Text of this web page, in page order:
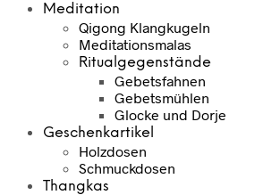
Meditation
Qigong Klangkugeln
Meditationsmalas
Ritualgegenstände
Gebetsfahnen
Gebetsmühlen
Glocke und Dorje
Geschenkartikel
Holzdosen
Schmuckdosen
Thangkas